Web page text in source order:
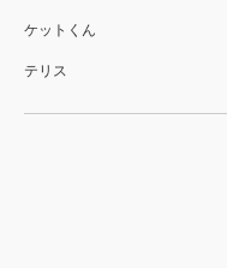
ケットくん
テリス